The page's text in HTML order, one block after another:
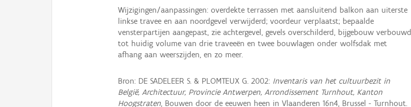
Wijzigingen/aanpassingen: overdekte terrassen met aansluitend balkon aan uiterste
linkse travee en aan noordgevel verwijderd; voordeur verplaatst; bepaalde
vensterpartijen aangepast, zie achtergevel, gevels overschilderd, bijgebouw verbouwd
tot huidig volume van drie traveeën en twee bouwlagen onder wolfsdak met
afhang aan weerszijden, en zo meer.
Bron: DE SADELEER S. & PLOMTEUX G. 2002: Inventaris van het cultuurbezit in
België, Architectuur, Provincie Antwerpen, Arrondissement Turnhout, Kanton
Hoogstraten, Bouwen door de eeuwen heen in Vlaanderen 16n4, Brussel - Turnhout.